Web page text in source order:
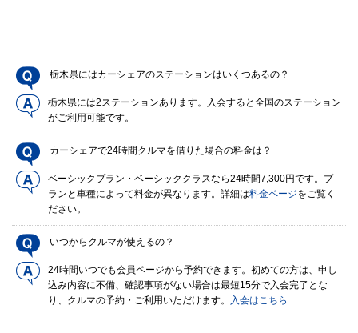
栃木県にはカーシェアのステーションはいくつあるの？
栃木県には2ステーションあります。入会すると全国のステーション
がご利用可能です。
カーシェアで24時間クルマを借りた場合の料金は？
ベーシックプラン・ベーシッククラスなら24時間7,300円です。プ
ランと車種によって料金が異なります。詳細は料金ページをご覧く
ださい。
いつからクルマが使えるの？
24時間いつでも会員ページから予約できます。初めての方は、申し
込み内容に不備、確認事項がない場合は最短15分で入会完了とな
り、クルマの予約・ご利用いただけます。
入会はこちら